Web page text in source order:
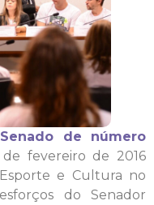
de número
fevereiro de 2016
e Cultura no
do Senador